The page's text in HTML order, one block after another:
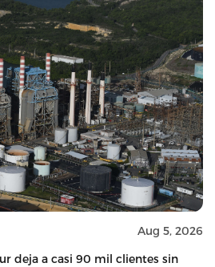
Aug 5, 2026
deja a casi 90 mil clientes sin